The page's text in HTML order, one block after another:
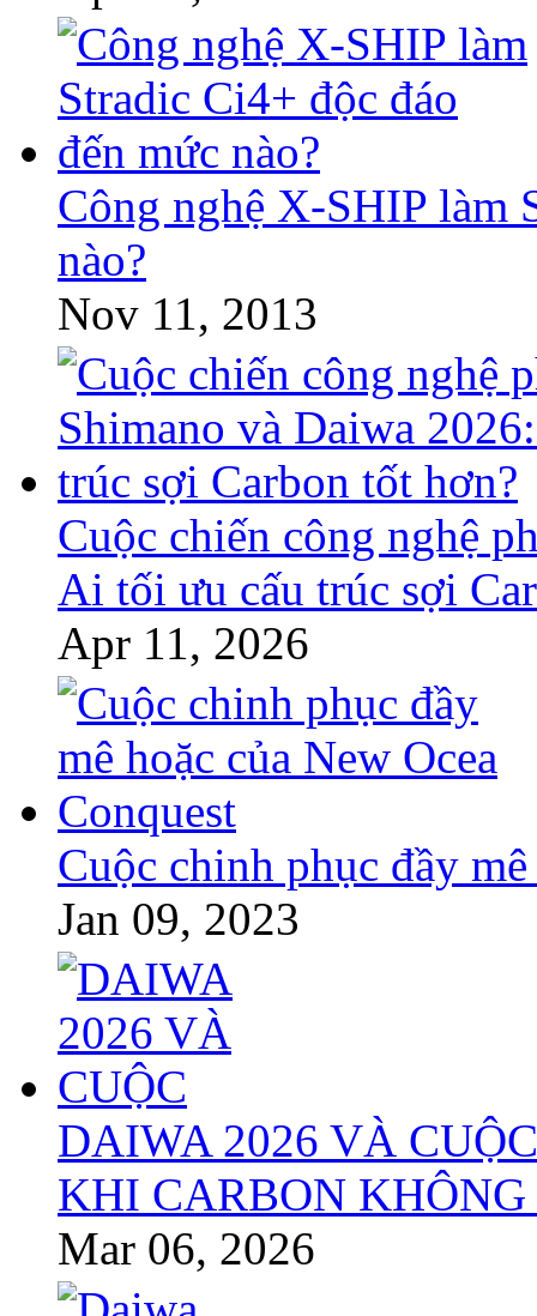
Công nghệ X-SHIP làm
nào?
Nov 11, 2013
Cuộc chiến công nghệ
Ai tối ưu cấu trúc sợi
Apr 11, 2026
Cuộc chinh phục đầy
Jan 09, 2023
DAIWA 2026 VÀ
KHI CARBON
Mar 06, 2026